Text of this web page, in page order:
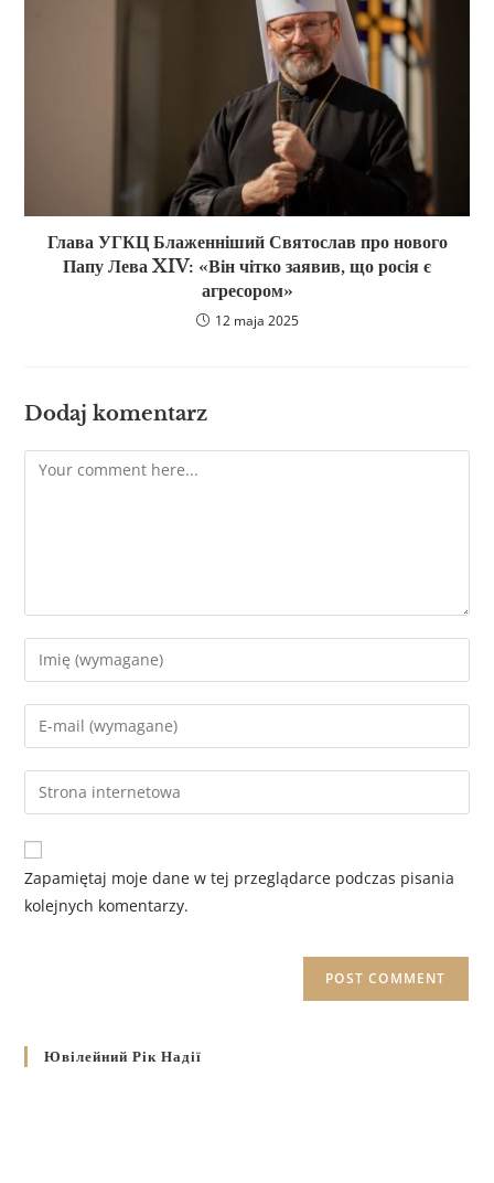
Глава УГКЦ Блаженніший Святослав про нового
Папу Лева XIV: «Він чітко заявив, що росія є
агресором»
12 maja 2025
Dodaj komentarz
Zapamiętaj moje dane w tej przeglądarce podczas pisania
kolejnych komentarzy.
Ювілейний Рік Надії